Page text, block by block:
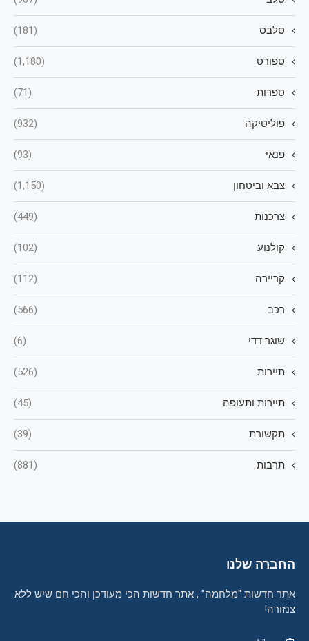
סלבס (181)
ספורט (1,180)
ספרות (71)
פוליטיקה (932)
פנאי (93)
צבא וביטחון (1,150)
צרכנות (449)
קולנוע (102)
קריירה (112)
רכב (566)
שוגר דדי (6)
תיירות (526)
תיירות ותעופה (45)
תקשורת (39)
תרבות (881)
החברה שלנו
אתר חדשות "מלחמה" , אתר חדשות הכי מעודכן והכי חם שיש ללא
צנזורה!